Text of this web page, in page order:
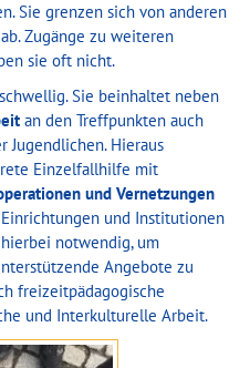
Sie grenzen sich von anderen
Zugänge zu weiteren
sie oft nicht.
Sie beinhaltet neben
an den Treffpunkten auch
Jugendlichen. Hieraus
Einzelfallhilfe mit
und Vernetzungen
und Institutionen
notwendig, um
Angebote zu
freizeitpädagogische
und Interkulturelle Arbeit.